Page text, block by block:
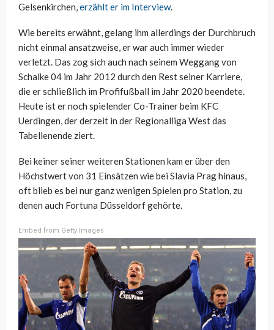
Gelsenkirchen,erzählt er im Interview.
Wie bereits erwähnt, gelang ihm allerdings der Durchbruch
nicht einmal ansatzweise, er war auch immer wieder
verletzt. Das zog sich auch nach seinem Weggang von
Schalke 04 im Jahr 2012 durch den Rest seiner Karriere,
die er schließlich im Profifußball im Jahr 2020 beendete.
Heute ist er noch spielender Co-Trainer beim KFC
Uerdingen, der derzeit in der Regionalliga West das
Tabellenende ziert.
Bei keiner seiner weiteren Stationen kam er über den
Höchstwert von 31 Einsätzen wie bei Slavia Prag hinaus,
oft blieb es bei nur ganz wenigen Spielen pro Station, zu
denen auch Fortuna Düsseldorf gehörte.
Embed from Getty Images